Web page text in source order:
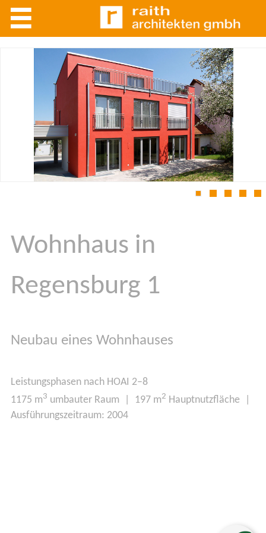
2 3 4 5
Wohnhaus in
Regensburg 1
Neubau eines Wohnhauses
Leistungsphasen nach HOAI 2–8
1175 m3 umbauter Raum | 197 m2 Hauptnutzfläche |
Ausführungszeitraum: 2004